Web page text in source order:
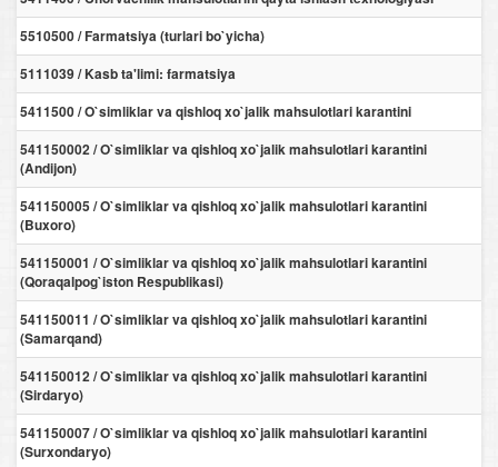
5510500 / Farmatsiya (turlari bo`yicha)
5111039 / Kasb ta'limi: farmatsiya
5411500 / O`simliklar va qishloq xo`jalik mahsulotlari karantini
541150002 / O`simliklar va qishloq xo`jalik mahsulotlari karantini
(Andijon)
541150005 / O`simliklar va qishloq xo`jalik mahsulotlari karantini
(Buxoro)
541150001 / O`simliklar va qishloq xo`jalik mahsulotlari karantini
(Qoraqalpog`iston Respublikasi)
541150011 / O`simliklar va qishloq xo`jalik mahsulotlari karantini
(Samarqand)
541150012 / O`simliklar va qishloq xo`jalik mahsulotlari karantini
(Sirdaryo)
541150007 / O`simliklar va qishloq xo`jalik mahsulotlari karantini
(Surxondaryo)